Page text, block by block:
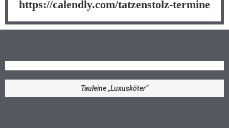
https://calendly.com/tatzenstolz-termine
Tauleine „Luxusköter“